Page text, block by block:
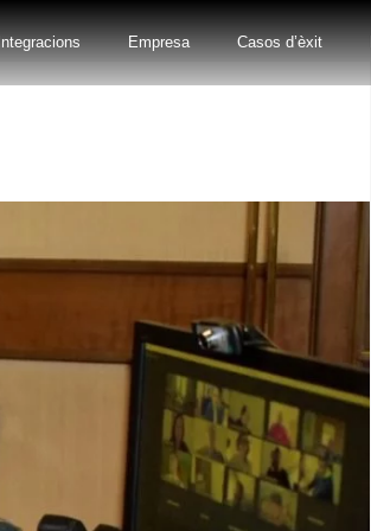
Integracions Empresa Casos d’èxit